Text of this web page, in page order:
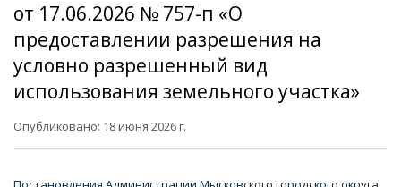
от 17.06.2026 № 757-п «О
предоставлении разрешения на
условно разрешенный вид
использования земельного участка»
Опубликовано: 18 июня 2026 г.